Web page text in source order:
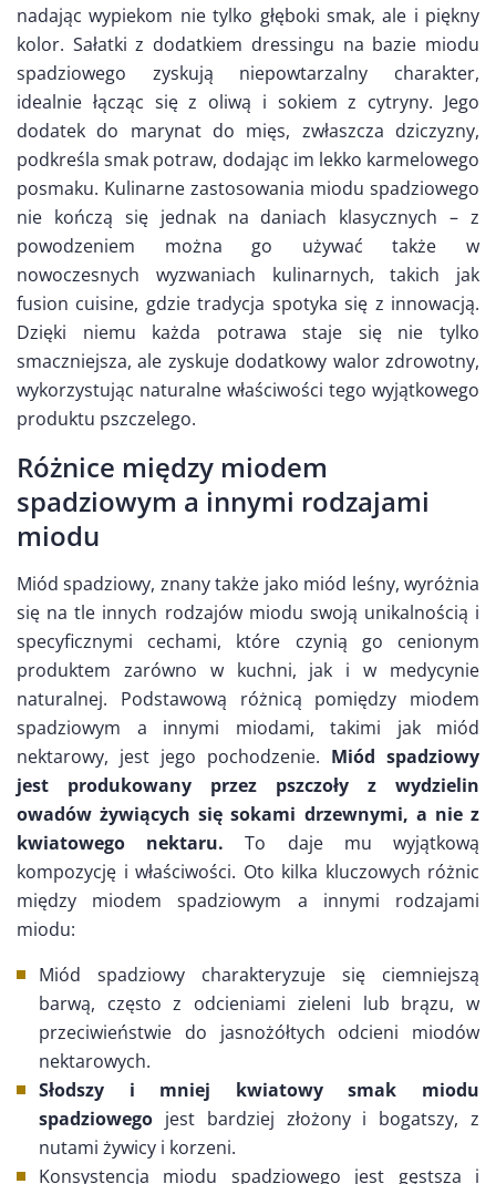
nadając wypiekom nie tylko głęboki smak, ale i piękny
kolor. Sałatki z dodatkiem dressingu na bazie miodu
spadziowego zyskują niepowtarzalny charakter,
idealnie łącząc się z oliwą i sokiem z cytryny. Jego
dodatek do marynat do mięs, zwłaszcza dziczyzny,
podkreśla smak potraw, dodając im lekko karmelowego
posmaku. Kulinarne zastosowania miodu spadziowego
nie kończą się jednak na daniach klasycznych – z
powodzeniem można go używać także w
nowoczesnych wyzwaniach kulinarnych, takich jak
fusion cuisine, gdzie tradycja spotyka się z innowacją.
Dzięki niemu każda potrawa staje się nie tylko
smaczniejsza, ale zyskuje dodatkowy walor zdrowotny,
wykorzystując naturalne właściwości tego wyjątkowego
produktu pszczelego.
Różnice między miodem
spadziowym a innymi rodzajami
miodu
Miód spadziowy, znany także jako miód leśny, wyróżnia
się na tle innych rodzajów miodu swoją unikalnością i
specyficznymi cechami, które czynią go cenionym
produktem zarówno w kuchni, jak i w medycynie
naturalnej. Podstawową różnicą pomiędzy miodem
spadziowym a innymi miodami, takimi jak miód
nektarowy, jest jego pochodzenie. Miód spadziowy
jest produkowany przez pszczoły z wydzielin
owadów żywiących się sokami drzewnymi, a nie z
kwiatowego nektaru. To daje mu wyjątkową
kompozycję i właściwości. Oto kilka kluczowych różnic
między miodem spadziowym a innymi rodzajami
miodu:
Miód spadziowy charakteryzuje się ciemniejszą
barwą, często z odcieniami zieleni lub brązu, w
przeciwieństwie do jasnożółtych odcieni miodów
nektarowych.
Słodszy i mniej kwiatowy smak miodu
spadziowego jest bardziej złożony i bogatszy, z
nutami żywicy i korzeni.
Konsystencja miodu spadziowego jest gęstsza i